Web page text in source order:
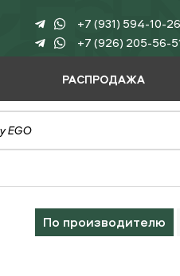
+7 (931) 594-10-
+7 (926) 205-56-
РАСПРОДАЖА
По производителю